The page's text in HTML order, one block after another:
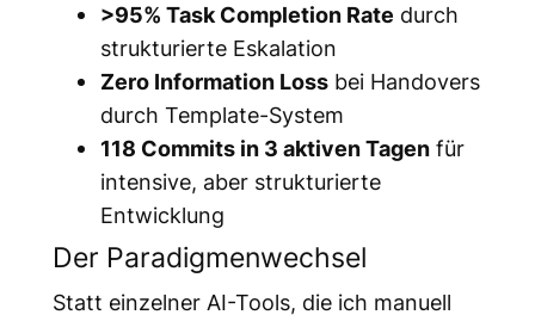
>95% Task Completion Rate durch
strukturierte Eskalation
Zero Information Lossbei Handovers
durch Template-System
118 Commits in 3 aktiven Tagenfür
intensive, aber strukturierte
Entwicklung
Der Paradigmenwechsel
Statt einzelner AI-Tools, die ich manuell